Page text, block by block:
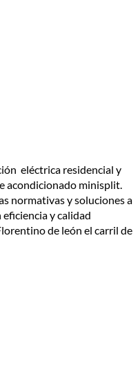
eléctrica residencial y
acondicionado minisplit.
normativas y soluciones a
y calidad
de león el carril de